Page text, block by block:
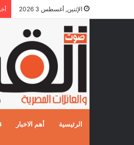
الإثنين, أغسطس 3 2026
الرئيسية أهم الاخبار